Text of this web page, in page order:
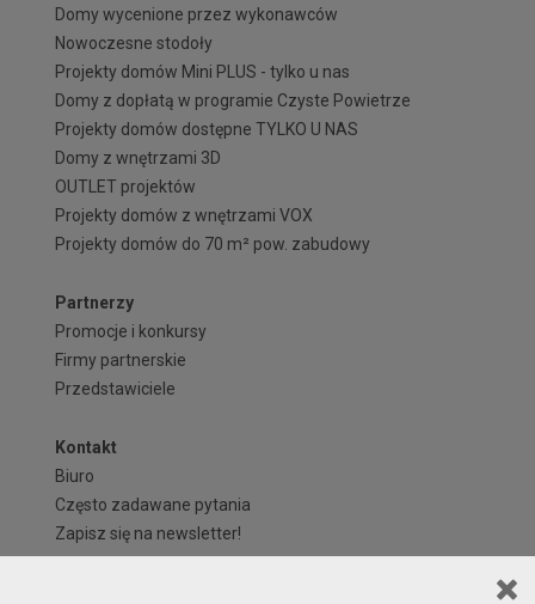
Domy wycenione przez wykonawców
Nowoczesne stodoły
Projekty domów Mini PLUS - tylko u nas
Domy z dopłatą w programie Czyste Powietrze
Projekty domów dostępne TYLKO U NAS
Domy z wnętrzami 3D
OUTLET projektów
Projekty domów z wnętrzami VOX
Projekty domów do 70 m² pow. zabudowy
Partnerzy
Promocje i konkursy
Firmy partnerskie
Przedstawiciele
Kontakt
Biuro
Często zadawane pytania
Zapisz się na newsletter!